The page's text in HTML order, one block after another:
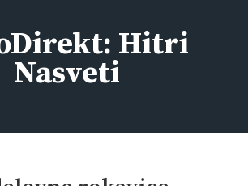
Hitri
Nasveti